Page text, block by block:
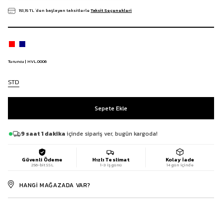
151,15 TL`den başlayan taksitlerle Taksit Seçenekleri
Turuncu | HVL.0006
STD
9 saat 1 dakika içinde sipariş ver, bugün kargoda!
Güvenli Ödeme
256-bit SSL
Hızlı Teslimat
1-3 iş günü
Kolay İade
14 gün içinde
HANGI MAĞAZADA VAR?